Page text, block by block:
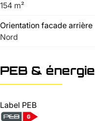
154 m²
Orientation facade arrière
Nord
PEB & énergie
Label PEB